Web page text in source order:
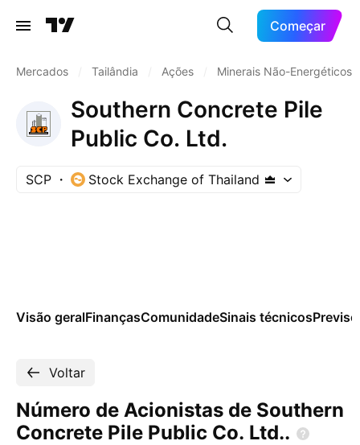
Começar
Mercados Tailândia Ações Minerais Não-Energéticos
Southern Concrete Pile
Public Co. Ltd.
SCP Stock Exchange of Thailand
Visão geralFinançasComunidadeSinais técnicos
Voltar
Número de Acionistas de Southern
Concrete Pile Public Co. Ltd..